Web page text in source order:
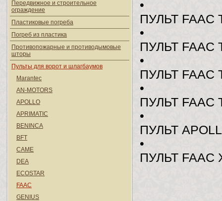
Передвижное и строительное
ограждение
Пластиковые погреба
Погреб из пластика
Противопожарные и противодымовые
шторы
Пульты для ворот и шлагбаумов
Marantec
AN-MOTORS
APOLLO
APRIMATIC
BENINCA
BFT
CAME
DEA
ECOSTAR
FAAC
GENIUS
•
ПУЛЬТ FAAC
•
ПУЛЬТ FAAC
•
ПУЛЬТ FAAC
•
ПУЛЬТ FAAC
•
ПУЛЬТ
•
ПУЛЬТ FAAC